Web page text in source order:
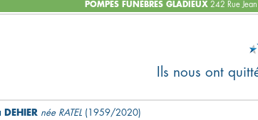
POMPES FUNÈBRES GLADIEUX 242 Rue
Ils nous ont
née RATEL (1959/2020)